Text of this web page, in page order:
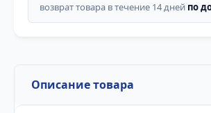
возврат товара в течение 14 дней по
Описание товара